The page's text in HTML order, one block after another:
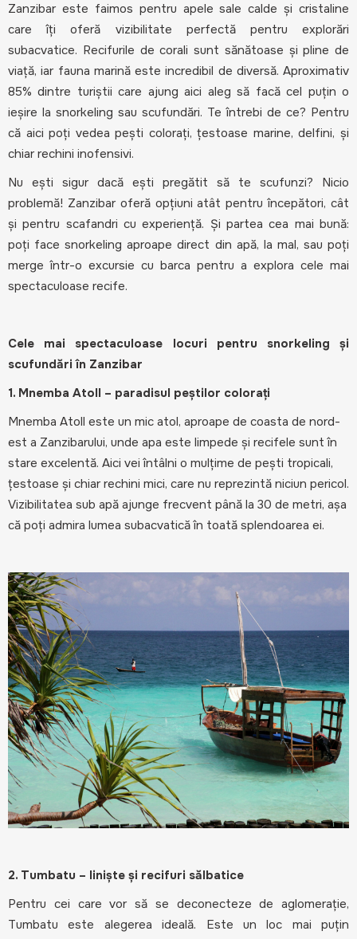
Zanzibar este faimos pentru apele sale calde și cristaline
care îți oferă vizibilitate perfectă pentru explorări
subacvatice. Recifurile de corali sunt sănătoase și pline de
viață, iar fauna marină este incredibil de diversă. Aproximativ
85% dintre turiștii care ajung aici aleg să facă cel puțin o
ieșire la snorkeling sau scufundări. Te întrebi de ce? Pentru
că aici poți vedea pești colorați, țestoase marine, delfini, și
chiar rechini inofensivi.
Nu ești sigur dacă ești pregătit să te scufunzi? Nicio
problemă! Zanzibar oferă opțiuni atât pentru începători, cât
și pentru scafandri cu experiență. Și partea cea mai bună:
poți face snorkeling aproape direct din apă, la mal, sau poți
merge într-o excursie cu barca pentru a explora cele mai
spectaculoase recife.
Cele mai spectaculoase locuri pentru snorkeling și
scufundări în Zanzibar
1. Mnemba Atoll – paradisul peștilor colorați
Mnemba Atoll este un mic atol, aproape de coasta de nord-
est a Zanzibarului, unde apa este limpede și recifele sunt în
stare excelentă. Aici vei întâlni o mulțime de pești tropicali,
țestoase și chiar rechini mici, care nu reprezintă niciun pericol.
Vizibilitatea sub apă ajunge frecvent până la 30 de metri, așa
că poți admira lumea subacvatică în toată splendoarea ei.
2. Tumbatu – liniște și recifuri sălbatice
Pentru cei care vor să se deconecteze de aglomerație,
Tumbatu este alegerea ideală. Este un loc mai puțin